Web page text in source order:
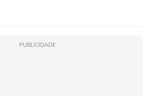
PUBLICIDADE